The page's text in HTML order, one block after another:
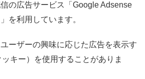
の広告サービス「Google Adsense
を利用しています。
ーザーの興味に応じた広告を表示す
キー）を使用することがありま